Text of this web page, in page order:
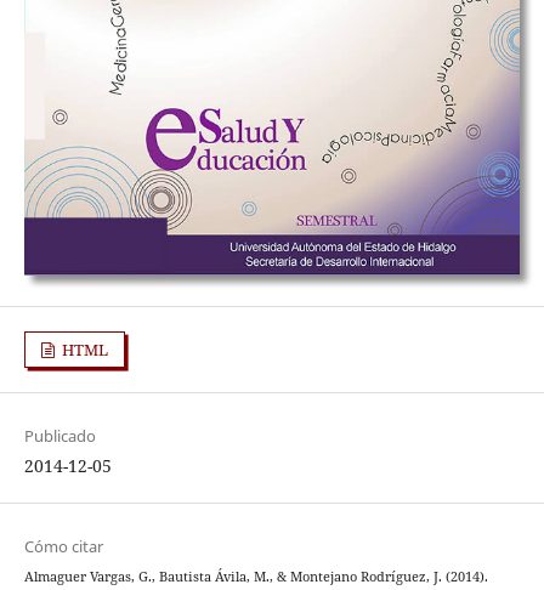
HTML
Publicado
2014-12-05
Cómo citar
Almaguer Vargas, G., Bautista Ávila, M., & Montejano Rodríguez, J. (2014).